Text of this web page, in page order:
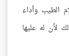
الطيب وأداء
لأن له عليها